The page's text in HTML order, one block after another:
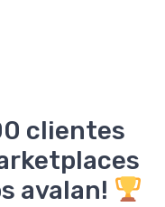
clientes
avalan!